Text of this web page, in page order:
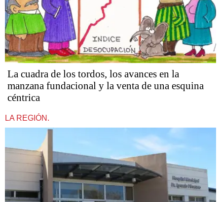
La cuadra de los tordos, los avances en la
manzana fundacional y la venta de una esquina
céntrica
LA REGIÓN.